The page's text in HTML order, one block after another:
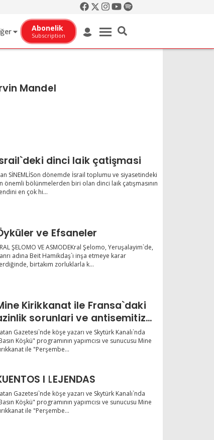
Abonelik
Subscription
Mandel
dinci laik çatişmasi
SİNEMLİSon dönemde İsrail toplumu ve siyasetindeki
önemli bölünmelerden biri olan dinci laik çatışmasının
en çok hi...
ve Efsaneler
ŞELOMO VE ASMODEKral Şelomo, Yeruşalayim`de,
adına Beit Hamikdaş`ı inşa etmeye karar
birtakım zorluklarla k...
Kirikkanat ile Fransa`daki
sorunlari ve antisemitizm
Gazetesi`nde köşe yazarı ve Skytürk Kanalı`nda
Köşkü" programının yapımcısı ve sunucusu Mine
ile "Perşembe...
I LEJENDAS
Gazetesi`nde köşe yazarı ve Skytürk Kanalı`nda
Köşkü" programının yapımcısı ve sunucusu Mine
ile "Perşembe...